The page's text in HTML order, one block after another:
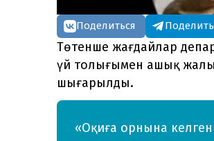
Поделиться
Төтенше жағдайлар
үй толығымен ашық
шығарылды.
«Оқиға орнына келген